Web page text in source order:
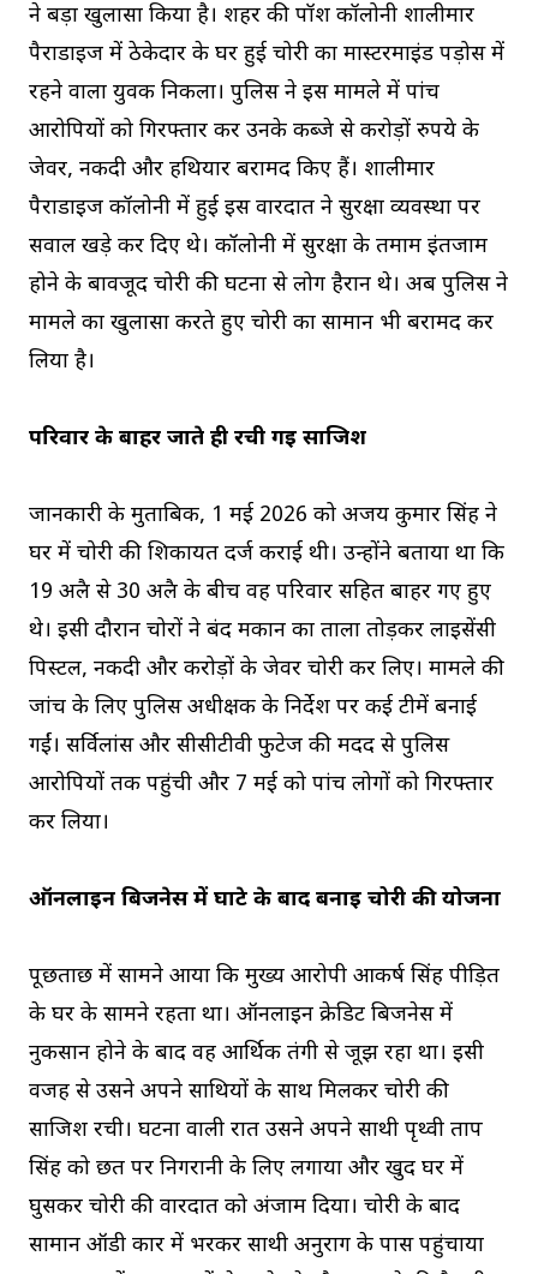
ने बड़ा खुलासा किया है। शहर की पॉश कॉलोनी शालीमार
पैराडाइज में ठेकेदार के घर हुई चोरी का मास्टरमाइंड पड़ोस में
रहने वाला युवक निकला। पुलिस ने इस मामले में पांच
आरोपियों को गिरफ्तार कर उनके कब्जे से करोड़ों रुपये के
जेवर, नकदी और हथियार बरामद किए हैं। शालीमार
पैराडाइज कॉलोनी में हुई इस वारदात ने सुरक्षा व्यवस्था पर
सवाल खड़े कर दिए थे। कॉलोनी में सुरक्षा के तमाम इंतजाम
होने के बावजूद चोरी की घटना से लोग हैरान थे। अब पुलिस ने
मामले का खुलासा करते हुए चोरी का सामान भी बरामद कर
लिया है।
परिवार के बाहर जाते ही रची गई साजिश
जानकारी के मुताबिक, 1 मई 2026 को अजय कुमार सिंह ने
घर में चोरी की शिकायत दर्ज कराई थी। उन्होंने बताया था कि
19 अप्रैल से 30 अप्रैल के बीच वह परिवार सहित बाहर गए हुए
थे। इसी दौरान चोरों ने बंद मकान का ताला तोड़कर लाइसेंसी
पिस्टल, नकदी और करोड़ों के जेवर चोरी कर लिए। मामले की
जांच के लिए पुलिस अधीक्षक के निर्देश पर कई टीमें बनाई
गईं। सर्विलांस और सीसीटीवी फुटेज की मदद से पुलिस
आरोपियों तक पहुंची और 7 मई को पांच लोगों को गिरफ्तार
कर लिया।
ऑनलाइन बिजनेस में घाटे के बाद बनाई चोरी की योजना
पूछताछ में सामने आया कि मुख्य आरोपी आकर्ष सिंह पीड़ित
के घर के सामने रहता था। ऑनलाइन क्रेडिट बिजनेस में
नुकसान होने के बाद वह आर्थिक तंगी से जूझ रहा था। इसी
वजह से उसने अपने साथियों के साथ मिलकर चोरी की
साजिश रची। घटना वाली रात उसने अपने साथी पृथ्वी प्रताप
सिंह को छत पर निगरानी के लिए लगाया और खुद घर में
घुसकर चोरी की वारदात को अंजाम दिया। चोरी के बाद
सामान ऑडी कार में भरकर साथी अनुराग के पास पहुंचाया